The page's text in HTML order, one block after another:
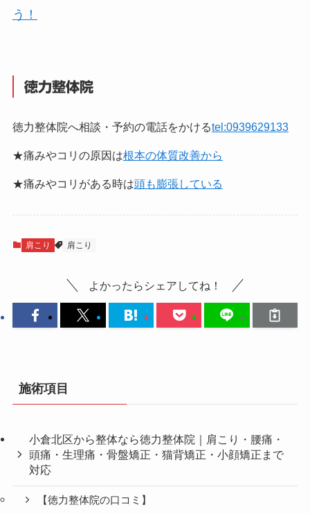
う！
徳力整体院
徳力整体院へ相談・予約の電話をかけるtel:0939629133
★痛みやコリの原因は根本の体質改善から
★痛みやコリがある時は頭も膨張している
肩こり 肩こり
よかったらシェアしてね！
施術項目
小倉北区から整体なら徳力整体院｜肩こり・腰痛・
頭痛・生理痛・骨盤矯正・猫背矯正・小顔矯正まで
対応
【徳力整体院の口コミ】